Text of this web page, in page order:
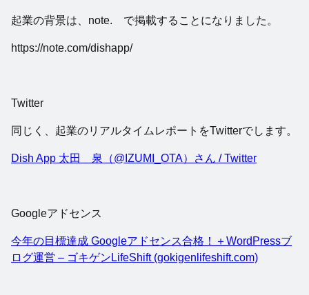
起業の背景は、note. で掲載することになりました。
https://note.com/dishapp/
Twitter
同じく、起業のリアルタイムレポートをTwitterでします。
Dish App 太田 泉（@IZUMI_OTA）さん / Twitter
Googleアドセンス
今年の目標達成 Googleアドセンス合格！＋WordPressブ
ログ運営 – ゴキゲンLifeShift (gokigenlifeshift.com)